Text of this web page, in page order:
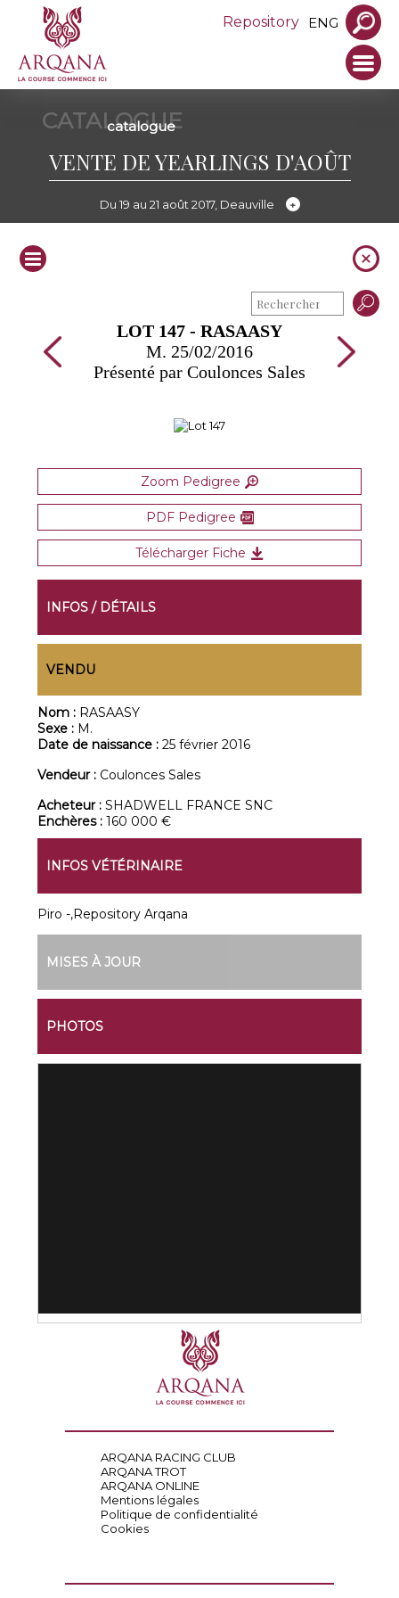
Repository ENG
CATALOGUE
catalogue
VENTE DE YEARLINGS D'AOÛT
Du 19 au 21 août 2017, Deauville
LOT 147 - RASAASY
M. 25/02/2016
Présenté par Coulonces Sales
Zoom Pedigree
PDF Pedigree
Télécharger Fiche
INFOS / DÉTAILS
VENDU
Nom : RASAASY
Sexe : M.
Date de naissance :25 février 2016
Vendeur : Coulonces Sales
Acheteur :SHADWELL FRANCE SNC
Enchères :160 000 €
INFOS VÉTÉRINAIRE
Piro -,Repository Arqana
MISES À JOUR
PHOTOS
ARQANA RACING CLUB
ARQANA TROT
ARQANA ONLINE
Mentions légales
Politique de confidentialité
Cookies